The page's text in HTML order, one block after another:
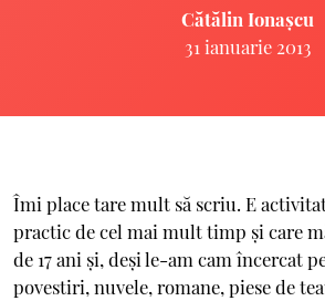
Cătălin Ionașcu
31 ianuarie 2013
Îmi place tare mult să scriu. E
practic de cel mai mult timp și care
de 17 ani și, deși le-am cam încercat
povestiri, nuvele, romane, piese de